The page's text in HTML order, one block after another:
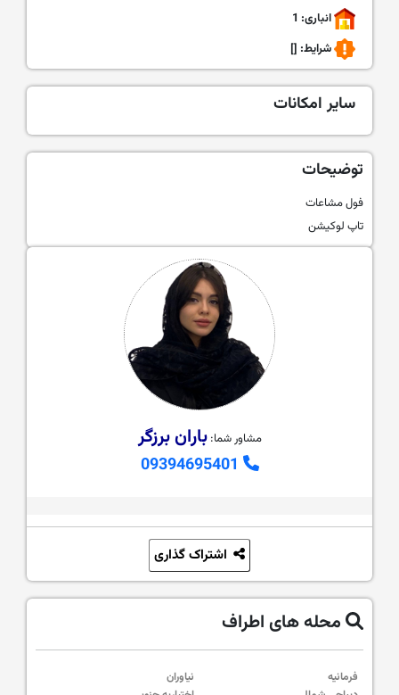
انباری: 1
شرایط: []
سایر امکانات
توضیحات
فول مشاعات
تاپ لوکیشن
مشاور شما:باران برزگر
محله های اطراف
فرمانیه
نیاوران